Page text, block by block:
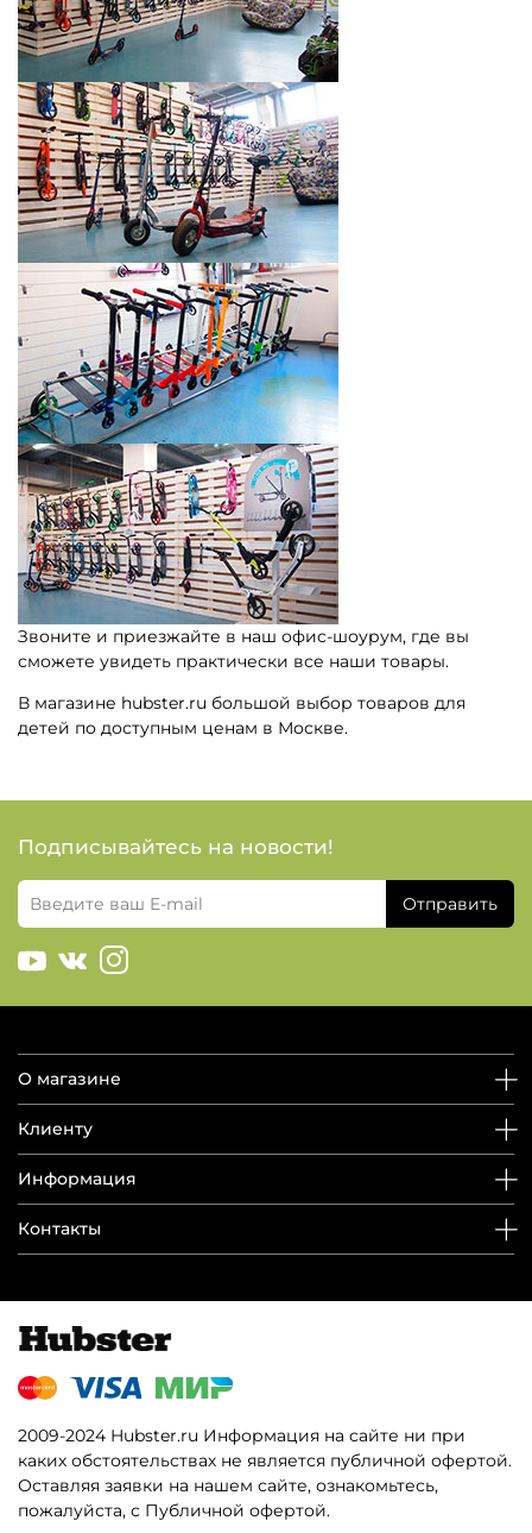
Звоните и приезжайте в наш офис-шоурум, где вы
сможете увидеть практически все наши товары.
В магазине hubster.ru большой выбор товаров для
детей по доступным ценам в Москве.
Подписывайтесь на новости!
Отправить
О магазине
Клиенту
Информация
Контакты
2009-2024 Hubster.ru Информация на сайте ни при
каких обстоятельствах не является публичной офертой.
Оставляя заявки на нашем сайте, ознакомьтесь,
пожалуйста, с Публичной офертой.